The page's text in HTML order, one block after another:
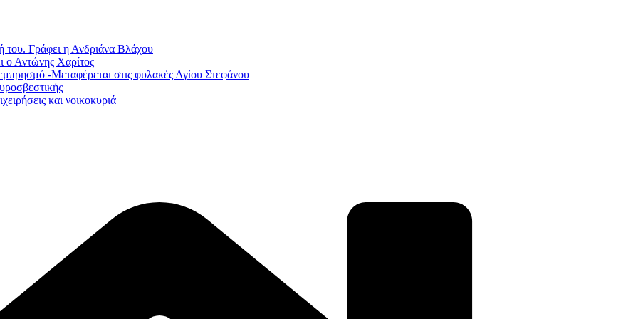
του. Γράφει η Ανδριάνα Βλάχου
ο Αντώνης Χαρίτος
-Μεταφέρεται στις φυλακές Αγίου Στεφάνου
και νοικοκυριά